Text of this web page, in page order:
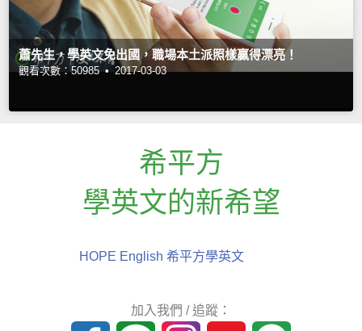
蕭先生，學英文免出國，職場本土派照樣贏得漂亮！
觀看次數：50985 • 2017-03-03
希平方
學英文的新希望
HOPE English 希平方學英文
加入我們 / 追蹤：